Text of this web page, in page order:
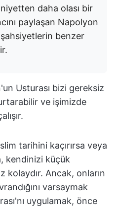
daha olası bir
paylaşan Napolyon
benzer
Usturası bizi gereksiz
ve işimizde
tarihini kaçırırsa veya
kendinizi küçük
kolaydır. Ancak, onların
varsaymak
uygulamak, önce